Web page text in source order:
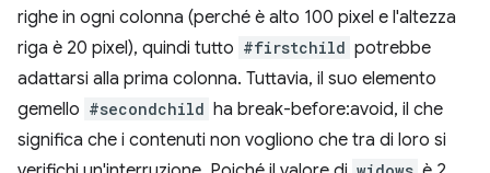
righe in ogni colonna (perché è alto 100 pixel e l'altezza
riga è 20 pixel), quindi tutto #firstchild potrebbe
adattarsi alla prima colonna. Tuttavia, il suo elemento
gemello #secondchild ha break-before:avoid, il che
significa che i contenuti non vogliono che tra di loro si